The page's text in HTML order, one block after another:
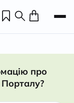
про